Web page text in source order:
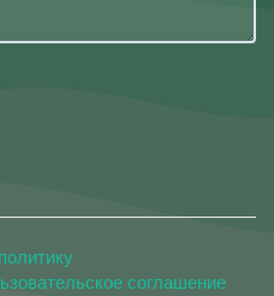
политику
соглашение